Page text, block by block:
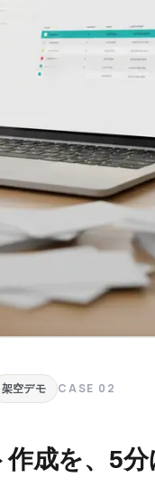
架空デモ CASE 02
成を、5分